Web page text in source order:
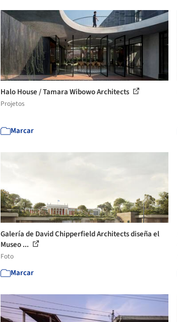
Halo House / Tamara Wibowo Architects
Projetos
Marcar
Galería de David Chipperfield Architects diseña el
Museo ...
Foto
Marcar